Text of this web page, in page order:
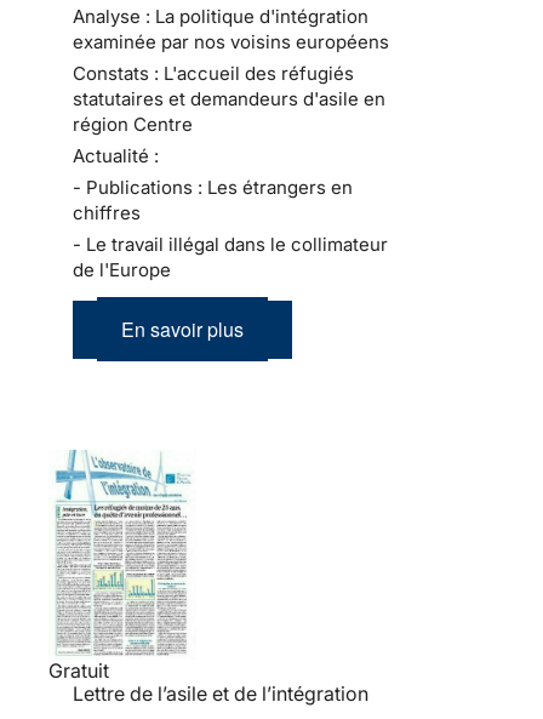
Analyse : La politique d'intégration
examinée par nos voisins européens
Constats : L'accueil des réfugiés
statutaires et demandeurs d'asile en
région Centre
Actualité :
- Publications : Les étrangers en
chiffres
- Le travail illégal dans le collimateur
de l'Europe
En savoir plus
Gratuit
Lettre de l’asile et de l’intégration